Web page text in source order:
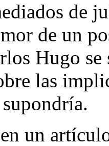
de
de un
Hugo se
las
un